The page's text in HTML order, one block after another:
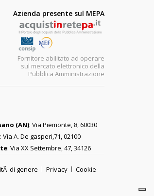
Azienda presente sul MEPA
Fornitore abilitato ad operare
sul mercato elettronico della
Pubblica Amministrazione
(AN): Via Piemonte, 8, 60030
: Via A. De gasperi,71, 02100
: Via XX Settembre, 47, 34126
di genere Privacy Cookie